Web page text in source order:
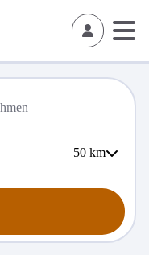
50 km